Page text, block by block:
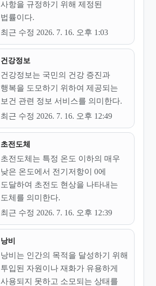
사항을 규정하기 위해 제정된
법률이다.
최근 수정 2026. 7. 16. 오후 1:03
건강정보
건강정보는 국민의 건강 증진과
행복을 도모하기 위하여 제공되는
보건 관련 정보 서비스를 의미한다.
최근 수정 2026. 7. 16. 오후 12:49
초전도체
초전도체는 특정 온도 이하의 매우
낮은 온도에서 전기저항이 0에
도달하여 초전도 현상을 나타내는
도체를 의미한다.
최근 수정 2026. 7. 16. 오후 12:39
낭비
낭비는 인간의 목적을 달성하기 위해
투입된 자원이나 재화가 유용하게
사용되지 못하고 소모되는 상태를